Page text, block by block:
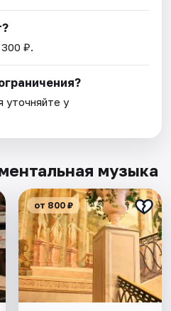
₽.
уточняйте у
музыка
от 800 ₽